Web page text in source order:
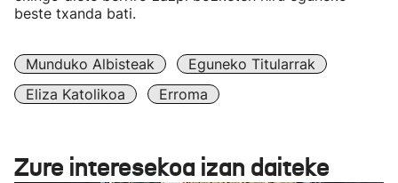
beste txanda bati.
Munduko Albisteak
Eguneko Titularrak
Eliza Katolikoa
Erroma
Zure interesekoa izan daiteke